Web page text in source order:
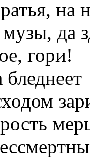
на
да
гори!